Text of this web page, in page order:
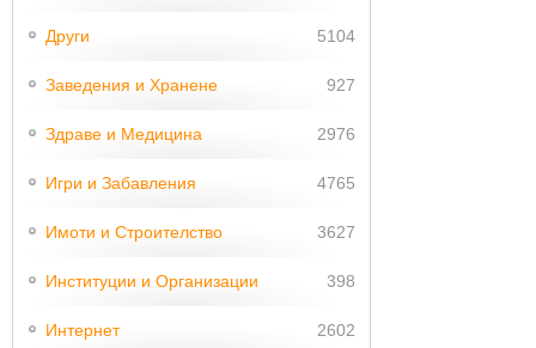
Други 5104
Заведения и Хранене 927
Здраве и Медицина 2976
Игри и Забавления 4765
Имоти и Строителство 3627
Институции и Организации 398
Интернет 2602